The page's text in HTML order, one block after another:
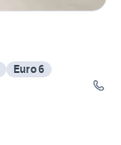
Euro 6